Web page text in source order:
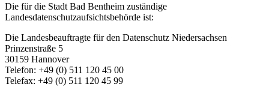
Die für die Stadt Bad Bentheim zuständige
Landesdatenschutzaufsichtsbehörde ist:
Die Landesbeauftragte für den Datenschutz Niedersachsen
Prinzenstraße 5
30159 Hannover
Telefon: +49 (0) 511 120 45 00
Telefax: +49 (0) 511 120 45 99